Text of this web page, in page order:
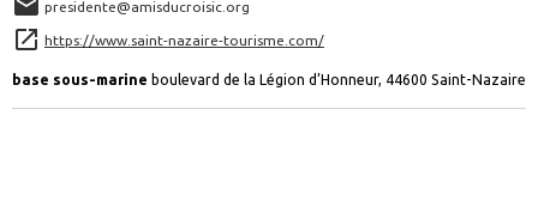
presidente@amisducroisic.org
https://www.saint-nazaire-tourisme.com/
base sous-marine boulevard de la Légion d’Honneur, 44600 Saint-Nazaire